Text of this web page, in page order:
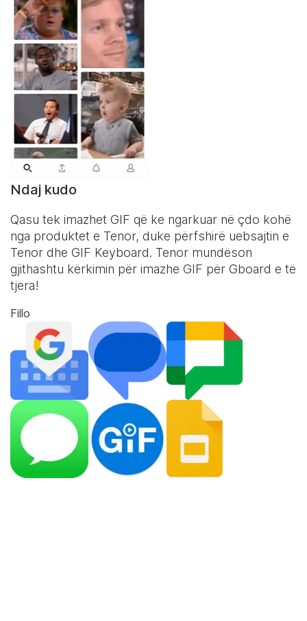
Ndaj kudo
Qasu tek imazhet GIF që ke ngarkuar në çdo kohë
nga produktet e Tenor, duke përfshirë uebsajtin e
Tenor dhe GIF Keyboard. Tenor mundëson
gjithashtu kërkimin për imazhe GIF për Gboard e të
tjera!
Fillo